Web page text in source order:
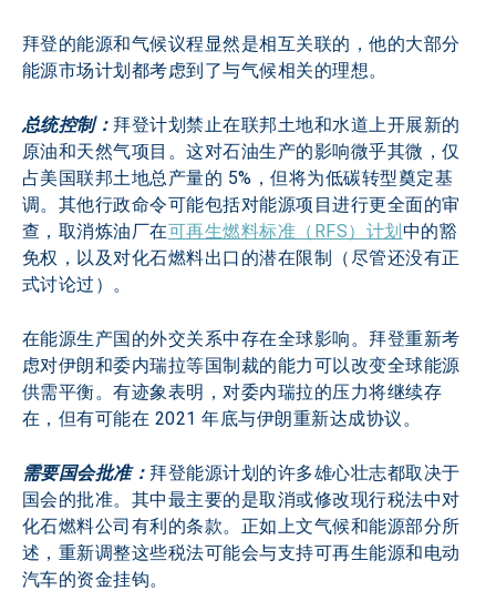
拜登的能源和气候议程显然是相互关联的，他的大部分
能源市场计划都考虑到了与气候相关的理想。
总统控制： 拜登计划禁止在联邦土地和水道上开展新的
原油和天然气项目。这对石油生产的影响微乎其微，仅
占美国联邦土地总产量的 5%，但将为低碳转型奠定基
调。其他行政命令可能包括对能源项目进行更全面的审
查，取消炼油厂在可再生燃料标准（RFS）计划中的豁
免权，以及对化石燃料出口的潜在限制（尽管还没有正
式讨论过）。
在能源生产国的外交关系中存在全球影响。拜登重新考
虑对伊朗和委内瑞拉等国制裁的能力可以改变全球能源
供需平衡。有迹象表明，对委内瑞拉的压力将继续存
在，但有可能在 2021 年底与伊朗重新达成协议。
需要国会批准： 拜登能源计划的许多雄心壮志都取决于
国会的批准。其中最主要的是取消或修改现行税法中对
化石燃料公司有利的条款。正如上文气候和能源部分所
述，重新调整这些税法可能会与支持可再生能源和电动
汽车的资金挂钩。